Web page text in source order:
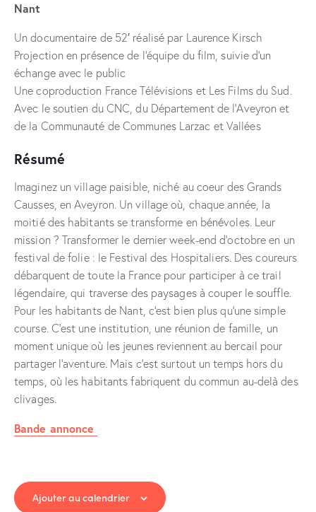
Nant
Un documentaire de 52′ réalisé par Laurence Kirsch
Projection en présence de l’équipe du film, suivie d’un
échange avec le public
Une coproduction France Télévisions et Les Films du Sud.
Avec le soutien du CNC, du Département de l’Aveyron et
de la Communauté de Communes Larzac et Vallées
Résumé
Imaginez un village paisible, niché au coeur des Grands
Causses, en Aveyron. Un village où, chaque année, la
moitié des habitants se transforme en bénévoles. Leur
mission ? Transformer le dernier week-end d’octobre en un
festival de folie : le Festival des Hospitaliers. Des coureurs
débarquent de toute la France pour participer à ce trail
légendaire, qui traverse des paysages à couper le souffle.
Pour les habitants de Nant, c’est bien plus qu’une simple
course. C’est une institution, une réunion de famille, un
moment unique où les jeunes reviennent au bercail pour
partager l’aventure. Mais c’est surtout un temps hors du
temps, où les habitants fabriquent du commun au-delà des
clivages.
Bande annonce
Ajouter au calendrier